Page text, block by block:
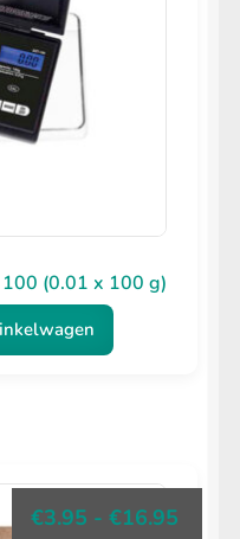
(0.01 x 100 g)
€3.95 - €16.95